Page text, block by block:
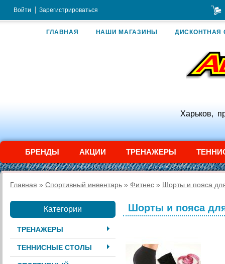
Войти Зарегистрироваться
ГЛАВНАЯ НАШИ МАГАЗИНЫ ДИСКОНТНАЯ
Харьков,
БРЕНДЫ АКЦИИ ТРЕНАЖЕРЫ
Главная » Спортивный инвентарь » Фитнес » Шорты и пояса
Категории
ТРЕНАЖЕРЫ
ТЕННИСНЫЕ СТОЛЫ
Шорты и пояса